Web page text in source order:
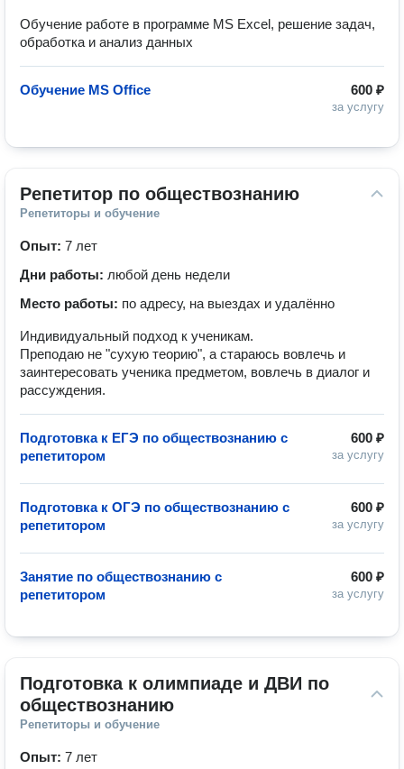
Обучение работе в программе MS Excel, решение задач,
обработка и анализ данных
600 ₽
за услугу
Обучение MS Office
Репетитор по обществознанию
Репетиторы и обучение
Опыт: 7 лет
Дни работы: любой день недели
Место работы: по адресу, на выездах и удалённо
Индивидуальный подход к ученикам.
Преподаю не "сухую теорию", а стараюсь вовлечь и
заинтересовать ученика предметом, вовлечь в диалог и
рассуждения.
600 ₽
за услугу
Подготовка к ЕГЭ по обществознанию с
репетитором
600 ₽
за услугу
Подготовка к ОГЭ по обществознанию с
репетитором
600 ₽
за услугу
Занятие по обществознанию с
репетитором
Подготовка к олимпиаде и ДВИ по
обществознанию
Репетиторы и обучение
Опыт: 7 лет